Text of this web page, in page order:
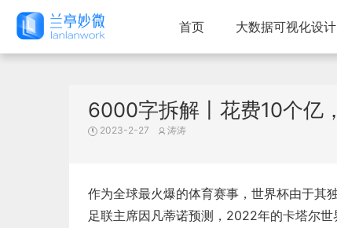
首页 大数据可视化设计
6000字拆解丨花费10个亿
2023-2-27 涛涛
作为全球最火爆的体育赛事，世界杯由于其
足联主席因凡蒂诺预测，2022年的卡塔尔